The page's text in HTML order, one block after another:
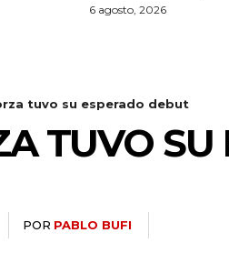
6 agosto, 2026